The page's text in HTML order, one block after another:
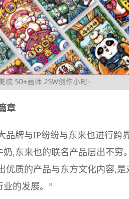
章
品牌与IP纷纷与东来也进行跨
,东来也的联名产品层出不
优质的产品与东方文化内容,
的发展。”